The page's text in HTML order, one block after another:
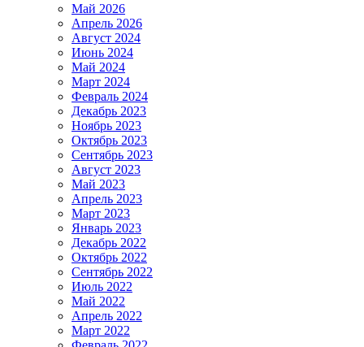
Май 2026
Апрель 2026
Август 2024
Июнь 2024
Май 2024
Март 2024
Февраль 2024
Декабрь 2023
Ноябрь 2023
Октябрь 2023
Сентябрь 2023
Август 2023
Май 2023
Апрель 2023
Март 2023
Январь 2023
Декабрь 2022
Октябрь 2022
Сентябрь 2022
Июль 2022
Май 2022
Апрель 2022
Март 2022